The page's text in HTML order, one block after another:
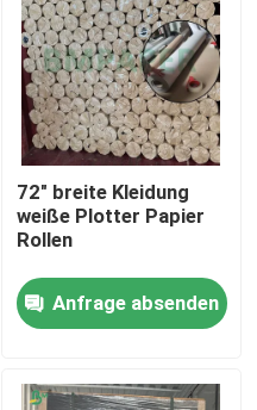
72" breite Kleidung
weiße Plotter Papier
Rollen
Anfrage absenden